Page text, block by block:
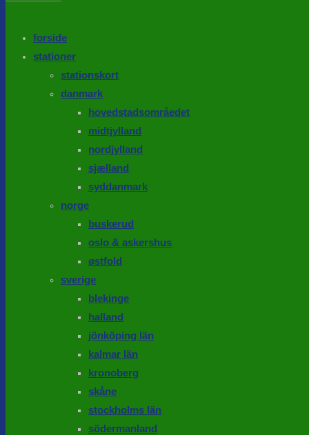
forside
stationer
stationskort
danmark
hovedstadsområedet
midtjylland
nordjylland
sjælland
syddanmark
norge
buskerud
oslo & askershus
østfold
sverige
blekinge
halland
jönköping län
kalmar län
kronoberg
skåne
stockholms län
södermanland